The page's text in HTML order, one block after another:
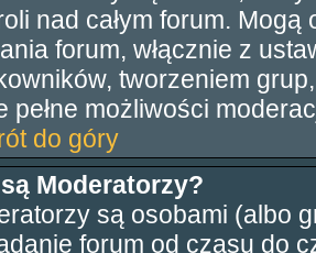
nad całym forum.
forum, włącznie z
tworzeniem
pełne możliwości
do góry
Moderatorzy?
są osobami (albo
forum od czasu do